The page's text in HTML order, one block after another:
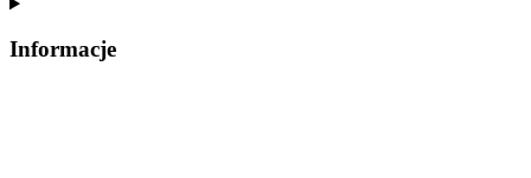
Informacje